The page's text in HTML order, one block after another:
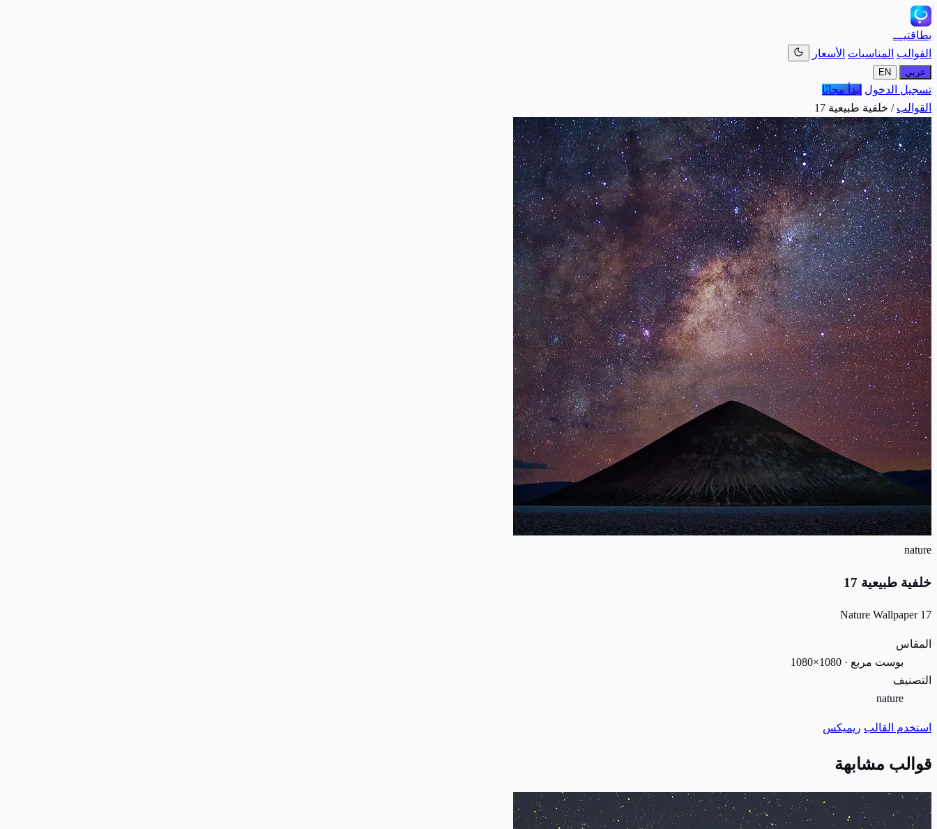
بطاقتيـــ
القوالب المناسبات الأسعار
عربي EN
تسجيل الدخول ابدأ مجانًا
القوالب / خلفية طبيعية 17
nature
خلفية طبيعية 17
Nature Wallpaper 17
المقاس
بوست مربع · 1080×1080
التصنيف
nature
استخدم القالب ريميكس
قوالب مشابهة